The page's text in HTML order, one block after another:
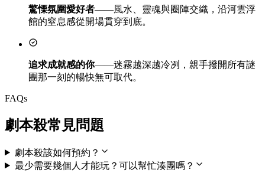
驚慄氛圍愛好者——風水、靈魂與圈陣交織，沿河雲浮
館的窒息感從開場貫穿到底。
追求成就感的你——迷霧越深越冷冽，親手撥開所有謎
團那一刻的暢快無可取代。
FAQs
劇本殺常見問題
劇本殺該如何預約？
最少需要幾個人才能玩？可以幫忙湊團嗎？